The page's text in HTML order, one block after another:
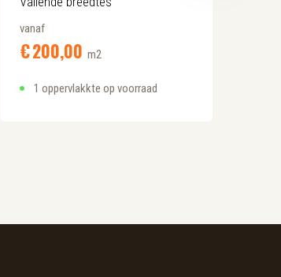
vanaf
€200,00 m2
1 oppervlakkte op voorraad